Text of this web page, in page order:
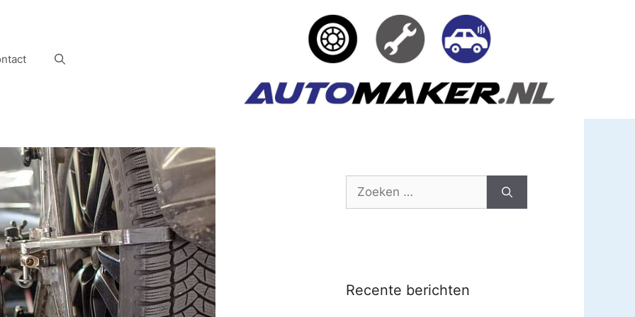
Zoek
Recente berichten